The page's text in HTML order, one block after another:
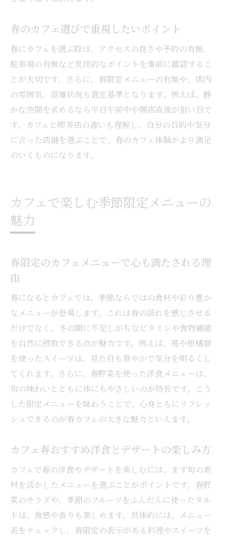
春のカフェを楽しむためのチェックリスト
カフェ春の使い勝手を高める実用情報集
カフェ春を満喫するための事前準備ガイド
心地よい春のカフェ体験を叶えるヒント集
春のカフェ体験を豊かにするためのコツ紹
介
カフェ春で心地よさを感じる工夫とポイン
ト
春を存分に楽しむカフェ活用ヒント集
春のカフェ選びで重視したいポイント
春にカフェを選ぶ際は、アクセスの良さや予約の有無、
駐車場の有無など実用的なポイントを事前に確認するこ
とが大切です。さらに、春限定メニューの有無や、店内
の雰囲気、混雑状況も選定基準となります。例えば、静
かな空間を求めるなら平日午前中や開店直後が狙い目で
す。カフェと喫茶店の違いも理解し、自分の目的や気分
に合った店舗を選ぶことで、春のカフェ体験がより満足
のいくものになります。
カフェで楽しむ季節限定メニューの
魅力
春限定のカフェメニューで心も満たされる理
由
春になるとカフェでは、季節ならではの食材や彩り豊か
なメニューが登場します。これは春の訪れを感じさせる
だけでなく、冬の間に不足しがちなビタミンや食物繊維
を自然に摂取できる点が魅力です。例えば、苺や柑橘類
を使ったスイーツは、見た目も華やかで気分を明るくし
てくれます。さらに、春野菜を使った洋食メニューは、
旬の味わいとともに体にもやさしいのが特長です。こう
した限定メニューを味わうことで、心身ともにリフレッ
シュできるのが春カフェの大きな魅力といえます。
カフェ春おすすめ洋食とデザートの楽しみ方
カフェで春の洋食やデザートを楽しむには、まず旬の素
材を活かしたメニューを選ぶことがポイントです。春野
菜のサラダや、季節のフルーツをふんだんに使ったタル
トは、食感や香りも楽しめます。具体的には、メニュー
表をチェックし、春限定の表示がある料理やスイーツを